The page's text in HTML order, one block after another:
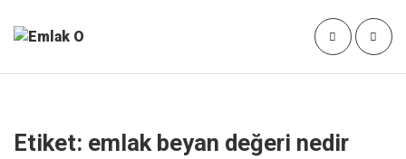
Etiket: emlak beyan değeri nedir